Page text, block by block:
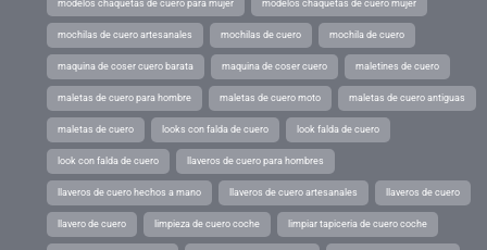
modelos chaquetas de cuero para mujer modelos chaquetas de cuero mujer
mochilas de cuero artesanales mochilas de cuero mochila de cuero
maquina de coser cuero barata maquina de coser cuero maletines de cuero
maletas de cuero para hombre maletas de cuero moto maletas de cuero antiguas
maletas de cuero looks con falda de cuero look falda de cuero
look con falda de cuero llaveros de cuero para hombres
llaveros de cuero hechos a mano llaveros de cuero artesanales llaveros de cuero
llavero de cuero limpieza de cuero coche limpiar tapiceria de cuero coche